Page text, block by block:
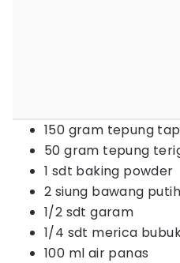
150 gram tepung
50 gram tepung
1 sdt baking powder
2 siung bawang
1/2 sdt garam
1/4 sdt merica
100 ml air panas